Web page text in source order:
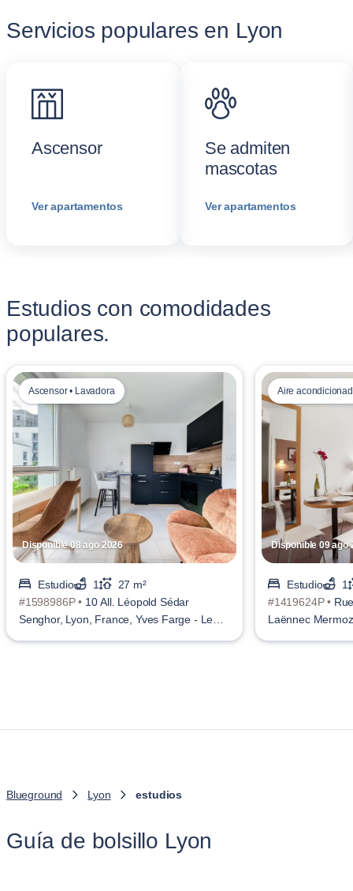
Servicios populares en Lyon
Ascensor
Ver apartamentos
Se admiten
mascotas
Ver apartamentos
Estudios con comodidades
populares.
Disponible 08 ago 2026
Ascensor • Lavadora
Estudio 1
27 m²
#1598986P • 10 All. Léopold Sédar
Senghor, Lyon, France, Yves Farge - Le
Disponible 09 ago
Aire
Estudio
1
#1419624P •
Laënnec Mermoz
Blueground Lyon estudios
Guía de bolsillo Lyon